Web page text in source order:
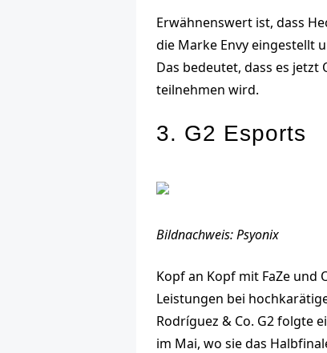
Erwähnenswert ist, dass
die Marke Envy eingestellt
Das bedeutet, dass es jetzt
teilnehmen wird.
3. G2 Esports
Bildnachweis: Psyonix
Kopf an Kopf mit FaZe und
Leistungen bei
Rodríguez & Co. G2 folgte
im Mai, wo sie das